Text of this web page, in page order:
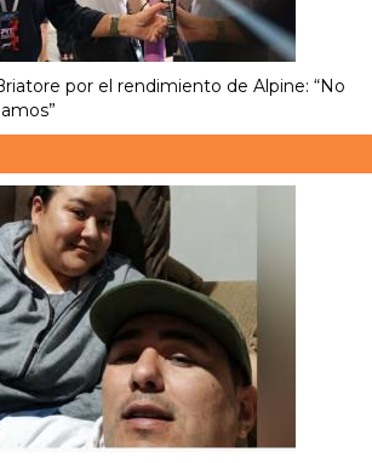
por el rendimiento de Alpine: “No